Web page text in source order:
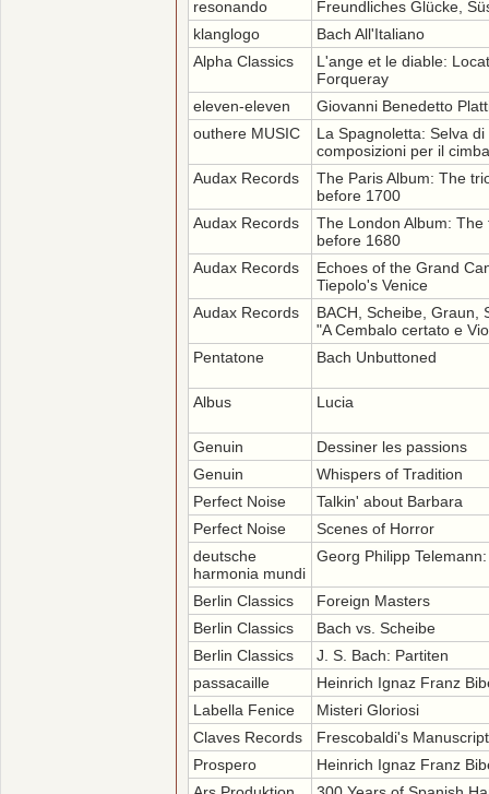
resonando
Freundliches Glücke,
klanglogo
Bach All'Italiano
Alpha Classics
L'ange et le diable:
Forqueray
eleven-eleven
Giovanni Benedetto
outhere MUSIC
La Spagnoletta: Selva
composizioni per il
Audax Records
The Paris Album: The
before 1700
Audax Records
The London Album:
before 1680
Audax Records
Echoes of the Grand
Tiepolo's Venice
Audax Records
BACH, Scheibe, Graun,
"A Cembalo certato e
Pentatone
Bach Unbuttoned
Albus Lucia
Genuin
Dessiner les passions
Genuin
Whispers of Tradition
Perfect Noise
Talkin' about Barbara
Perfect Noise
Scenes of Horror
deutsche
harmonia mundi
Georg Philipp
Berlin Classics
Foreign Masters
Berlin Classics
Bach vs. Scheibe
Berlin Classics
J. S. Bach: Partiten
passacaille
Heinrich Ignaz Franz
Labella Fenice
Misteri Gloriosi
Claves Records
Frescobaldi's
Prospero
Heinrich Ignaz Franz